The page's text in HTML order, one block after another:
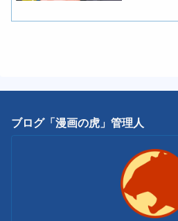
ブログ「漫画の虎」管理人